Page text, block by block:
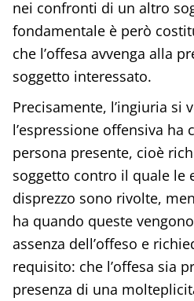
nei confronti di un altro
fondamentale è però
che l’offesa avvenga alla
soggetto interessato.
Precisamente, l’ingiuria si
l’espressione offensiva ha
persona presente, cioè
soggetto contro il quale le
disprezzo sono rivolte,
ha quando queste
assenza dell’offeso e
requisito: che l’offesa sia
presenza di una